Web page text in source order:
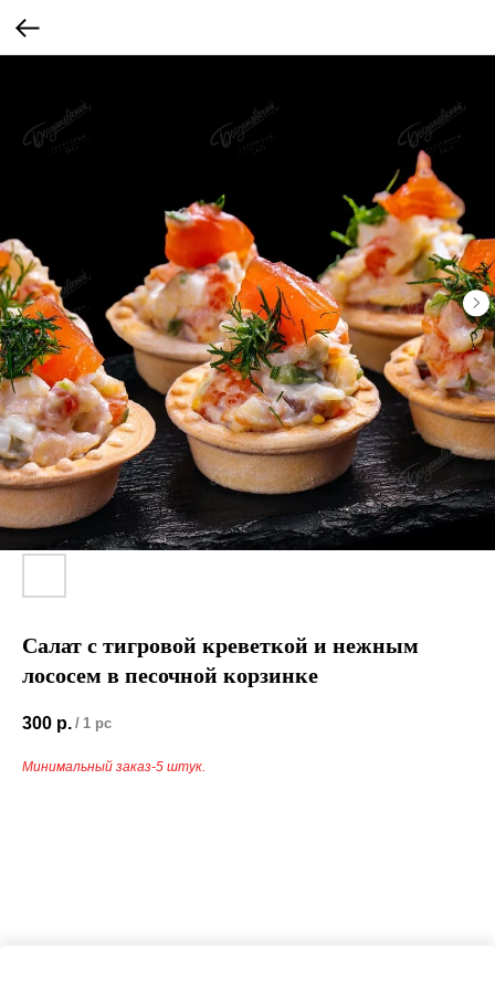
Салат с тигровой креветкой и нежным
лососем в песочной корзинке
300 р. / 1 pc
Минимальный заказ-5 штук.